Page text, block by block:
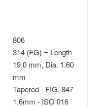
806
314 (FG) = Length
19.0 mm, Dia. 1.60
mm
Tapered - FIG. 847
1.6mm - ISO 016